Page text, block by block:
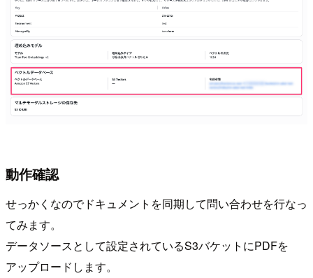
動作確認
せっかくなのでドキュメントを同期して問い合わせを行なっ
てみます。
データソースとして設定されているS3バケットにPDFを
アップロードします。